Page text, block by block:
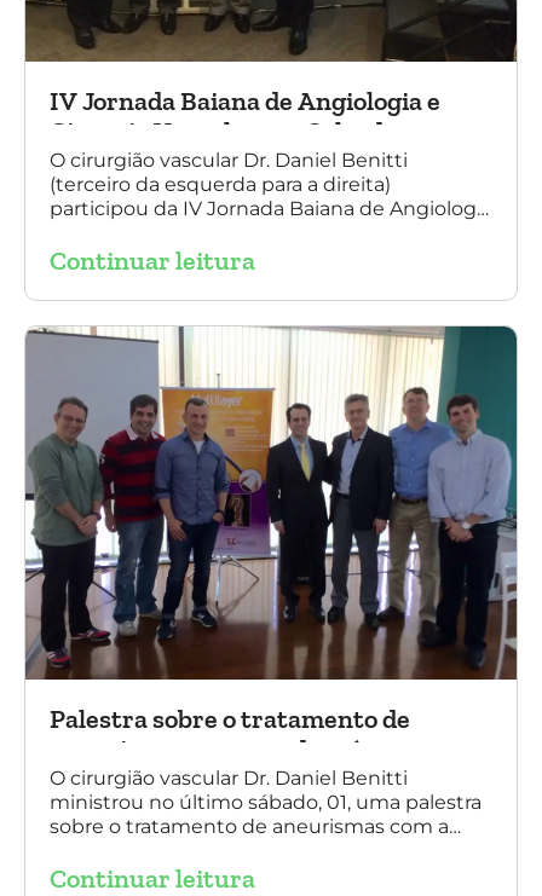
IV Jornada Baiana de Angiologia e
Cirurgia Vascular, em Salvador
O cirurgião vascular Dr. Daniel Benitti
(terceiro da esquerda para a direita)
participou da IV Jornada Baiana de Angiologia
29 de outubro. Na foto também está
SBACV (Sociedade Brasileira de Angiologia e
de Cirurgia Vascular) Bahia.
Continuar leitura
Palestra sobre o tratamento de
aneurismas com a endoprótese
multilayer, em Porto Alegre
O cirurgião vascular Dr. Daniel Benitti
ministrou no último sábado, 01, uma palestra
sobre o tratamento de aneurismas com a
foto, Dr. Daniel Benitti (ao centro) com os
Continuar leitura